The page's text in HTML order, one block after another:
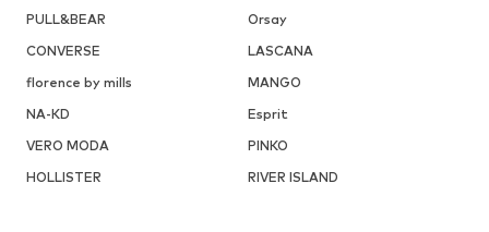
PULL&BEAR
Orsay
CONVERSE
LASCANA
florence by mills
MANGO
NA-KD
Esprit
VERO MODA
PINKO
HOLLISTER
RIVER ISLAND